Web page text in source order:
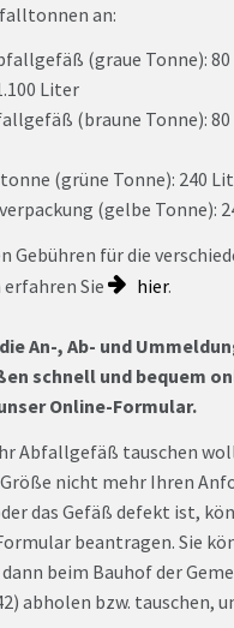
an:
(graue Tonne): 80
Liter
(braune Tonne): 80
(grüne Tonne): 240
(gelbe Tonne):
Gebühren für die
erfahren Sie
hier.
An-, Ab- und
schnell und bequem
Online-Formular.
Abfallgefäß tauschen
nicht mehr Ihren
das Gefäß defekt ist,
beantragen. Sie
beim Bauhof der
abholen bzw. tauschen,